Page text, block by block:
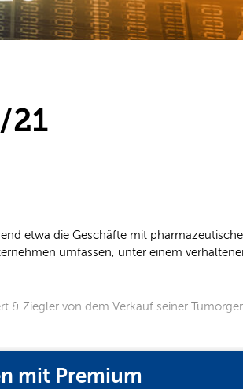
21
etwa die Geschäfte mit
umfassen, unter einem
Ziegler von dem Verkauf seiner
mit Premium